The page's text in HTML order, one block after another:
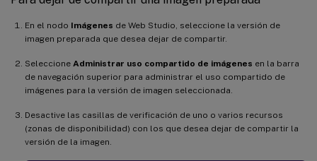
En el nodo Imágenes de Web Studio, seleccione la versión de
imagen preparada que desea dejar de compartir.
Seleccione Administrar uso compartido de imágenes en la barra
de navegación superior para administrar el uso compartido de
imágenes para la versión de imagen seleccionada.
Desactive las casillas de verificación de uno o varios recursos
(zonas de disponibilidad) con los que desea dejar de compartir la
versión de la imagen.